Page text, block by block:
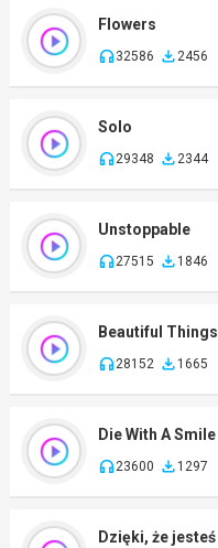
Flowers
32586 2456
Solo
29348 2344
Unstoppable
27515 1846
Beautiful Things
28152 1665
Die With A Smile
23600 1297
Dzięki, że jesteś